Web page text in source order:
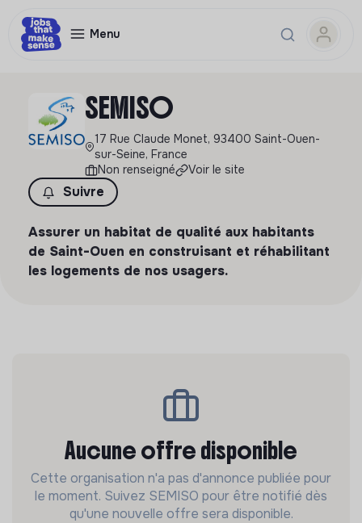
Menu
SEMISO
17 Rue Claude Monet, 93400 Saint-Ouen-
sur-Seine, France
Non renseigné
Voir le site
Suivre
Assurer un habitat de qualité aux habitants
de Saint-Ouen en construisant et réhabilitant
les logements de nos usagers.
Aucune offre disponible
Cette organisation n'a pas d'annonce publiée pour
le moment. Suivez SEMISO pour être notifié dès
qu'une nouvelle offre sera disponible.